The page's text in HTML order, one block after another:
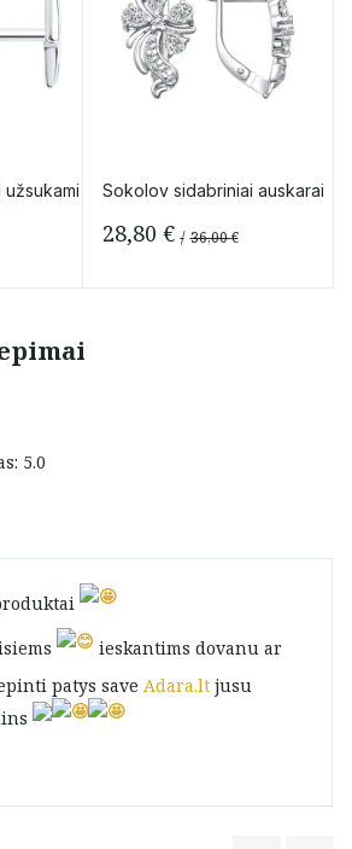
Sokolov sidabriniai auskarai
36,00€
28,80 €
5.0
ieskantims dovanu ar
patys save Adara.lt jusu